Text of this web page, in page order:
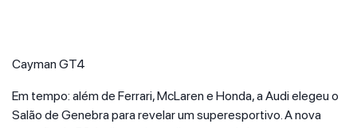
Cayman GT4
Em tempo: além de Ferrari, McLaren e Honda, a Audi elegeu o
Salão de Genebra para revelar um superesportivo. A nova